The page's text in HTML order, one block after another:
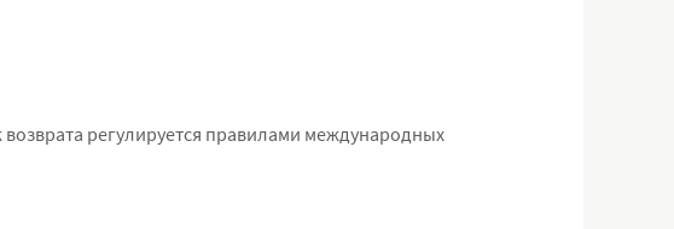
регулируется правилами международных